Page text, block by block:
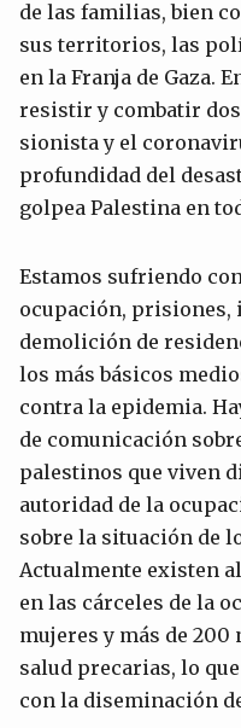
de las familias, bien
sus territorios, las
en la Franja de Gaza.
resistir y combatir
sionista y el
profundidad del
golpea Palestina en
Estamos sufriendo
ocupación, prisiones,
demolición de
los más básicos
contra la epidemia.
de comunicación
palestinos que viven
autoridad de la
sobre la situación de
Actualmente existen
en las cárceles de la
mujeres y más de
salud precarias, lo
con la diseminación